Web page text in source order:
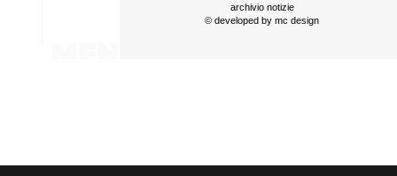
archivio notizie
© developed by mc design